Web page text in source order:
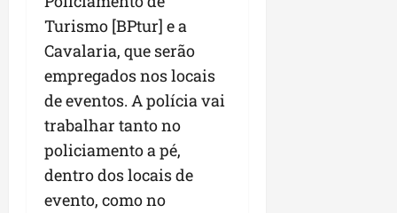
Turismo [BPtur] e a
Cavalaria, que serão
empregados nos locais
de eventos. A polícia vai
trabalhar tanto no
policiamento a pé,
dentro dos locais de
evento, como no